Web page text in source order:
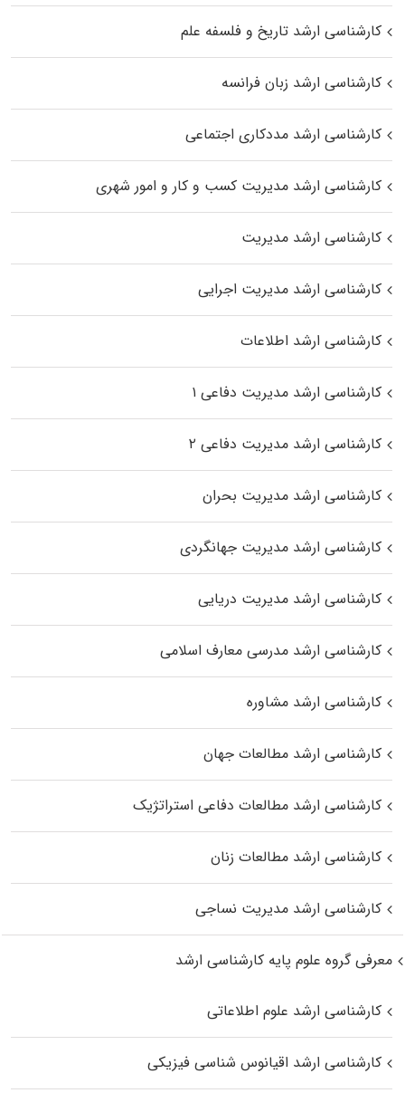
کارشناسی ارشد تاریخ و فلسفه علم
کارشناسی ارشد زبان فرانسه
کارشناسی ارشد مددکاری اجتماعی
کارشناسی ارشد مدیریت کسب و کار و امور شهری
کارشناسی ارشد مدیریت
کارشناسی ارشد مدیریت اجرایی
کارشناسی ارشد اطلاعات
کارشناسی ارشد مدیریت دفاعی ۱
کارشناسی ارشد مدیریت دفاعی ۲
کارشناسی ارشد مدیریت بحران
کارشناسی ارشد مدیریت جهانگردی
کارشناسی ارشد مدیریت دریایی
کارشناسی ارشد مدرسی معارف اسلامی
کارشناسی ارشد مشاوره
کارشناسی ارشد مطالعات جهان
کارشناسی ارشد مطالعات دفاعی استراتژیک
کارشناسی ارشد مطالعات زنان
کارشناسی ارشد مدیریت نساجی
معرفی گروه علوم پایه کارشناسی ارشد
کارشناسی ارشد علوم اطلاعاتی
کارشناسی ارشد اقیانوس‌ شناسی فیزیکی